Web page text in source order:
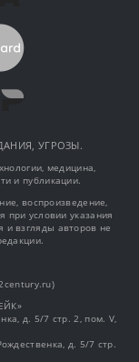
УГРОЗЫ.
медицина,
и публикации.
воспроизведение,
при условии указания
и взгляды авторов не
д. 5/7 стр. 2, пом. V,
д. 5/7 стр.